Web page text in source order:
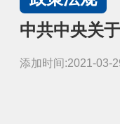
中共中央关
添加时间:2021-03-